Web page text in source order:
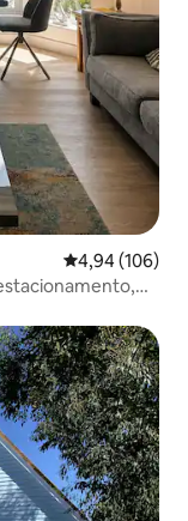
4,94 de uma
4,94 (106)